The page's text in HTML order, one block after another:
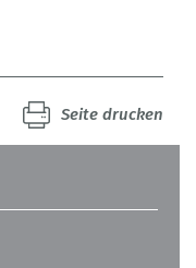
Seite drucken